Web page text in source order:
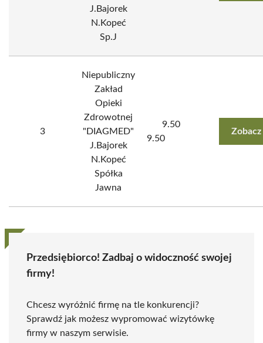
J.Bajorek
N.Kopeć
Sp.J
3
Niepubliczny
Zakład
Opieki
Zdrowotnej
"DIAGMED"
J.Bajorek
N.Kopeć
Spółka
Jawna
9.50
9.50
Przedsiębiorco! Zadbaj o widoczność swojej
firmy!
Chcesz wyróżnić firmę na tle konkurencji?
Sprawdź jak możesz wypromować wizytówkę
firmy w naszym serwisie.